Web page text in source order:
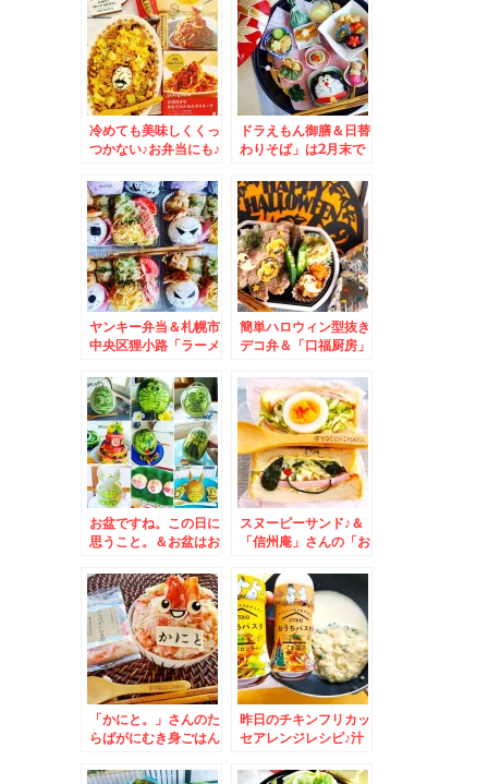
店」の「ウエスタン
BBQバーガー」美味
しい♪(*´艸`*)北海道
産牛１００％ビーフ♪
冷めても美味しくくっ
つかない♪お弁当にも♪
きそばグラタンレシピ
おんぷ
ドラえもん御膳＆日替
わりそば」は2月末で
う「ごまそば遊鶴」さ
ん
ヤンキー弁当＆札幌市
中央区狸小路「ラーメ
メン山岡家」「煮干し
ラーメン山岡家」ちょ
っと外れて「餃子の山
岡家」山岡家さん三昧
(*´艸`*)
簡単ハロウィン型抜き
デコ弁＆「口福厨房」
かけ焼きそば」絶品(*
´艸`*)
お盆ですね。この日に
思うこと。＆お盆はお
いフルーツアート♪
スヌーピーサンド♪＆
「信州庵」さんの「お
`*)JR札幌病院前の
「信州庵」さんが一番
好き♪
「かにと。」さんのた
らばがにむき身ごはん
昨日のチキンフリカッ
セアレンジレシピ♪汁
タ♪勝手に福岡コラボ